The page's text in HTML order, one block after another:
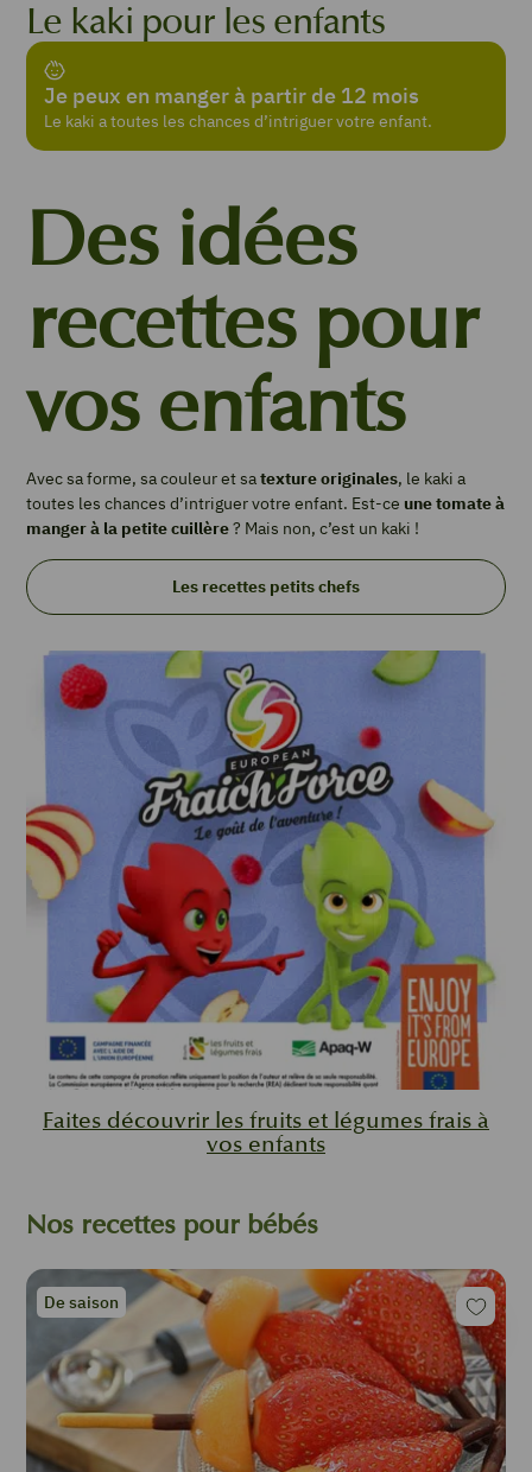
Le kaki pour les enfants
Je peux en manger à partir de 12 mois
Le kaki a toutes les chances d’intriguer votre enfant.
Des idées
recettes pour
vos enfants
Avec sa forme, sa couleur et satexture originales, le kaki a
toutes les chances d’intriguer votre enfant. Est-ce une tomate à
manger à la petite cuillère? Mais non, c’est un kaki !
Les recettes petits chefs
Faites découvrir les fruits et légumes frais à
vos enfants
Nos recettes pour bébés
De saison